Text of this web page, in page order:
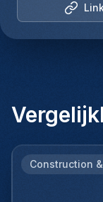
Construction